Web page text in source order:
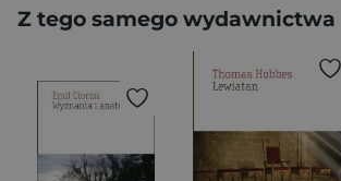
Z tego samego wydawnictwa